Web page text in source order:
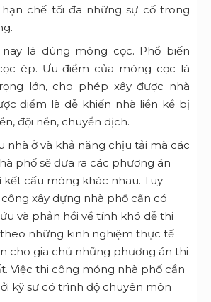
chế tối đa những sự cố trong
là dùng móng cọc. Phổ biến
ép. Ưu điểm của móng cọc là
lớn, cho phép xây được nhà
điểm là dễ khiến nhà liền kề bị
đội nền, chuyển dịch.
nhà ở và khả năng chịu tải mà các
phố sẽ đưa ra các phương án
cấu móng khác nhau. Tuy
xây dựng nhà phố cần có
và phản hồi về tính khó dễ thi
những kinh nghiệm thực tế
cho gia chủ những phương án thi
Việc thi công móng nhà phố cần
kỹ sư có trình độ chuyên môn